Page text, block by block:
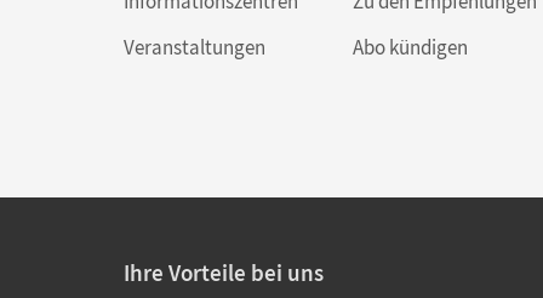
Veranstaltungen
Abo kündigen
Ihre Vorteile bei uns